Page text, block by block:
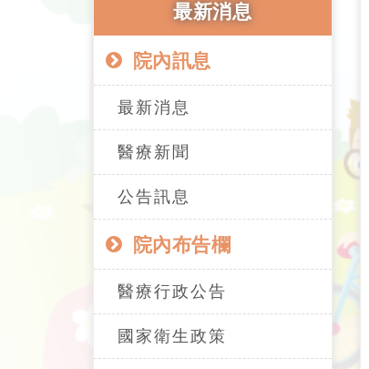
最新消息
院內訊息
最新消息
醫療新聞
公告訊息
院內布告欄
醫療行政公告
國家衛生政策